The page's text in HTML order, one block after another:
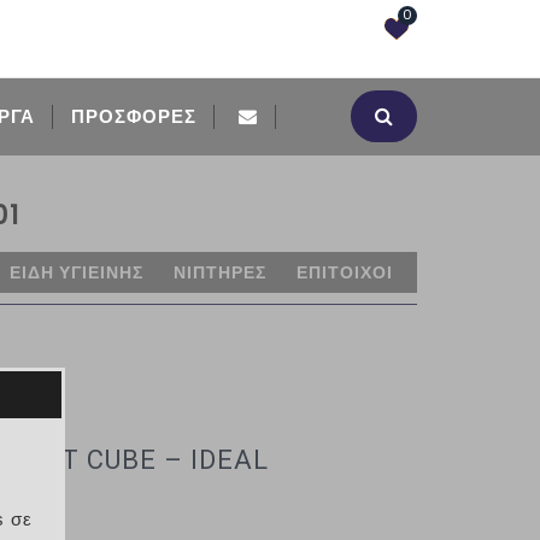
0
ΠΡΟΣΦΟΡΈΣ
ΕΙΔΗ ΥΓΙΕΙΝΗΣ ΝΙΠΤΗΡΕΣ ΕΠΙΤΟΙΧΟΙ
CUBE – IDEAL
σε